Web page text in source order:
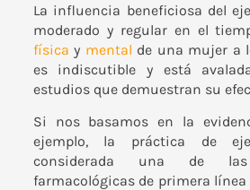
La influencia beneficiosa del
moderado y regular en el
física y mental de una mujer a
es indiscutible y está
estudios que demuestran su
Si nos basamos en la
ejemplo, la práctica de
considerada una de
farmacológicas de primera